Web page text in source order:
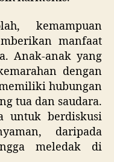
kemampuan
manfaat
Anak-anak yang
dengan
hubungan
tua dan saudara.
untuk berdiskusi
daripada
meledak di